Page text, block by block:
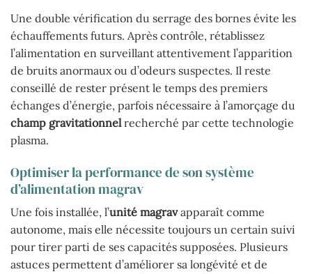
Une double vérification du serrage des bornes évite les
échauffements futurs. Après contrôle, rétablissez
l’alimentation en surveillant attentivement l’apparition
de bruits anormaux ou d’odeurs suspectes. Il reste
conseillé de rester présent le temps des premiers
échanges d’énergie, parfois nécessaire à l’amorçage du
champ gravitationnelrecherché par cette technologie
plasma.
Optimiser la performance de son système
d’alimentation magrav
Une fois installée, l’unité magravapparaît comme
autonome, mais elle nécessite toujours un certain suivi
pour tirer parti de ses capacités supposées. Plusieurs
astuces permettent d’améliorer sa longévité et de